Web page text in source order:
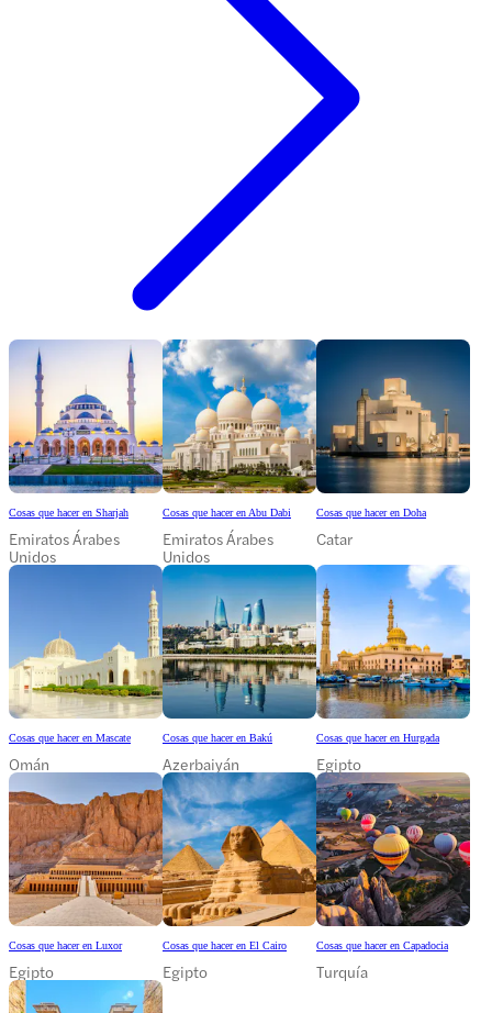
Cosas que hacer en Sharjah
Emiratos Árabes
Unidos
Cosas que hacer en Abu Dabi
Emiratos Árabes
Unidos
Cosas que hacer en Doha
Catar
Cosas que hacer en Mascate
Omán
Cosas que hacer en Bakú
Azerbaiyán
Cosas que hacer en Hurgada
Egipto
Cosas que hacer en Luxor
Egipto
Cosas que hacer en El Cairo
Egipto
Cosas que hacer en Capadocia
Turquía